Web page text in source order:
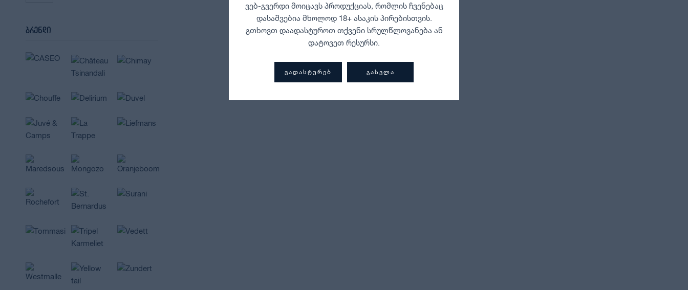
ბრენდი
ვებ-გვერდი მოიცავს პროდუქციას, რომლის ჩვენებაც
დასაშვებია მხოლოდ 18+ ასაკის პირებისთვის.
გთხოვთ დაადასტუროთ თქვენი სრულწლოვანება ან
დატოვეთ რესურსი.
ᲕᲐᲓᲐᲡᲢᲣᲠᲔᲑ ᲒᲐᲡᲕᲚᲐ